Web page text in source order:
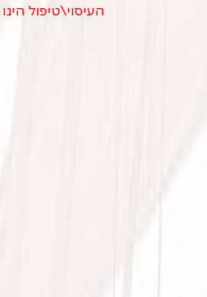
העיסוי\טיפול